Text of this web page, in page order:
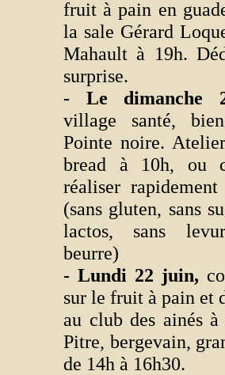
fruit à pain en
la sale Gérard
Mahault à 19h.
surprise.
- Le dimanche
village santé,
Pointe noire.
bread à 10h, ou
réaliser
(sans gluten, sans
lactos, sans
beurre)
- Lundi 22 juin,
sur le fruit à pain et
au club des ainés à
Pitre, bergevain,
de 14h à 16h30.